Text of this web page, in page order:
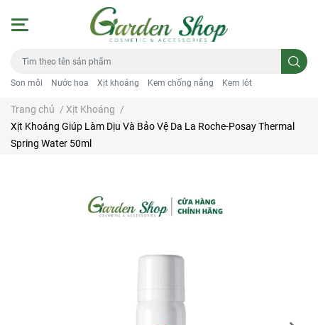
Son môi Nước hoa Xịt khoáng Kem chống nắng Kem lót
Trang chủ / Xịt Khoáng /
Xịt Khoáng Giúp Làm Dịu Và Bảo Vệ Da La Roche-Posay Thermal
Spring Water 50ml